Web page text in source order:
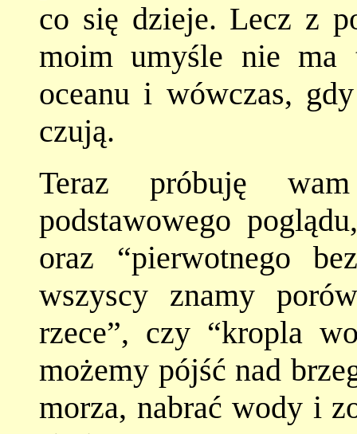
co się dzieje. Lecz z
moim umyśle nie ma
oceanu i wówczas,
czują.
Teraz próbuję
podstawowego
oraz “pierwotnego
wszyscy znamy
rzece”, czy “kropla
możemy pójść nad
morza, nabrać wody i